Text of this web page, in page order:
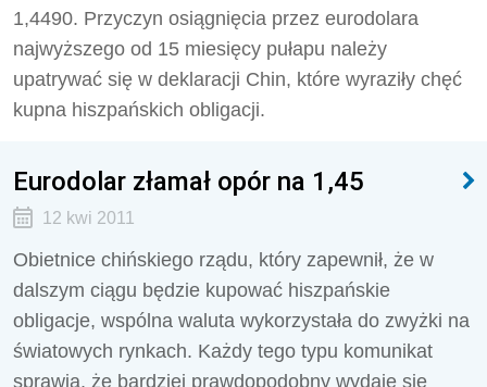
1,4490. Przyczyn osiągnięcia przez eurodolara
najwyższego od 15 miesięcy pułapu należy
upatrywać się w deklaracji Chin, które wyraziły chęć
kupna hiszpańskich obligacji.
Eurodolar złamał opór na 1,45
12 kwi 2011
Obietnice chińskiego rządu, który zapewnił, że w
dalszym ciągu będzie kupować hiszpańskie
obligacje, wspólna waluta wykorzystała do zwyżki na
światowych rynkach. Każdy tego typu komunikat
sprawia, że bardziej prawdopodobny wydaje się